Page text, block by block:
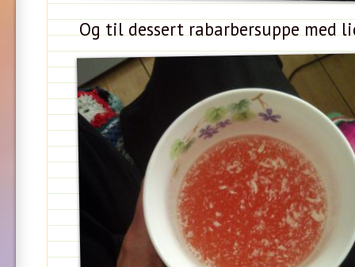
Og til dessert rabarbersuppe med